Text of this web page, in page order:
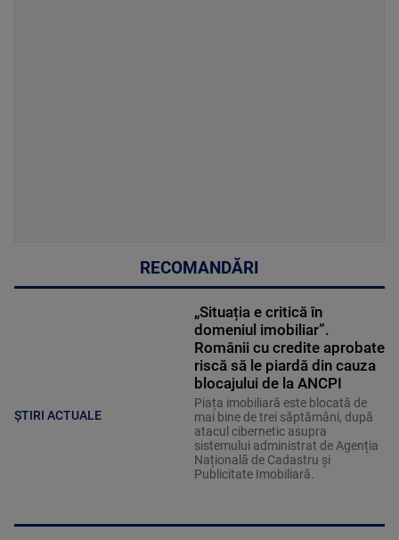
RECOMANDĂRI
ȘTIRI ACTUALE
„Situația e critică în
domeniul imobiliar”.
Românii cu credite aprobate
riscă să le piardă din cauza
blocajului de la ANCPI
Piața imobiliară este blocată de
mai bine de trei săptămâni, după
atacul cibernetic asupra
sistemului administrat de Agenția
Națională de Cadastru și
Publicitate Imobiliară.